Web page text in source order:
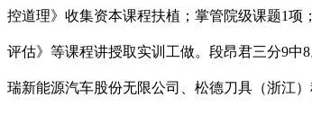
控道理》收集资本课程扶植；掌管院级课题1
评估》等课程讲授取实训工做。段昂君三分9
瑞新能源汽车股份无限公司、松德刀具（浙江